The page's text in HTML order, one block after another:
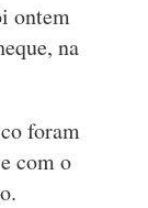
ontem
na
foram
com o